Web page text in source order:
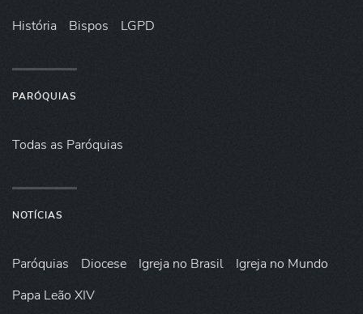
História Bispos LGPD
PARÓQUIAS
Todas as Paróquias
NOTÍCIAS
Paróquias Diocese Igreja no Brasil
Igreja no Mundo
Papa Leão XIV